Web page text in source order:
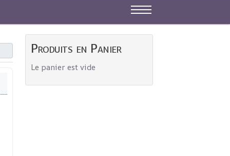
Off-Canvas Toggle
Produits en Panier
Le panier est vide